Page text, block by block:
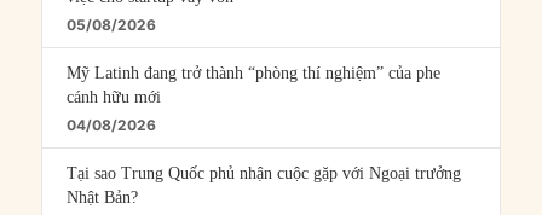
05/08/2026
Mỹ Latinh đang trở thành “phòng thí nghiệm” của phe
cánh hữu mới
04/08/2026
Tại sao Trung Quốc phủ nhận cuộc gặp với Ngoại trưởng
Nhật Bản?